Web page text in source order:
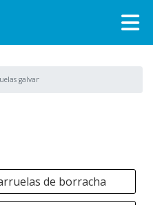
galvanizadas
de borracha